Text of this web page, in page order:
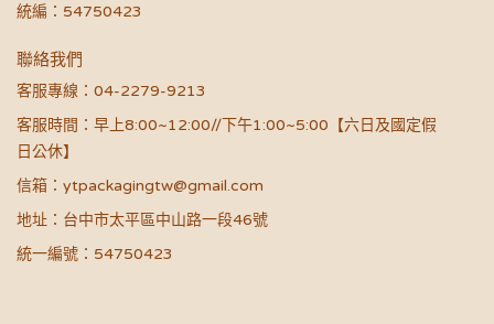
統編：54750423
聯絡我們
客服專線：04-2279-9213
客服時間：早上8:00~12:00//下午1:00~5:00【六日及國定假
日公休】
信箱：ytpackagingtw@gmail.com
地址：台中市太平區中山路一段46號
統一編號：54750423